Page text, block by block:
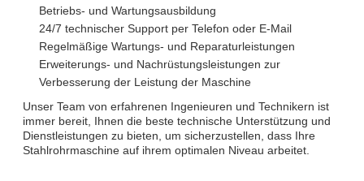
Betriebs- und Wartungsausbildung
24/7 technischer Support per Telefon oder E-Mail
Regelmäßige Wartungs- und Reparaturleistungen
Erweiterungs- und Nachrüstungsleistungen zur
Verbesserung der Leistung der Maschine
Unser Team von erfahrenen Ingenieuren und Technikern ist
immer bereit, Ihnen die beste technische Unterstützung und
Dienstleistungen zu bieten, um sicherzustellen, dass Ihre
Stahlrohrmaschine auf ihrem optimalen Niveau arbeitet.